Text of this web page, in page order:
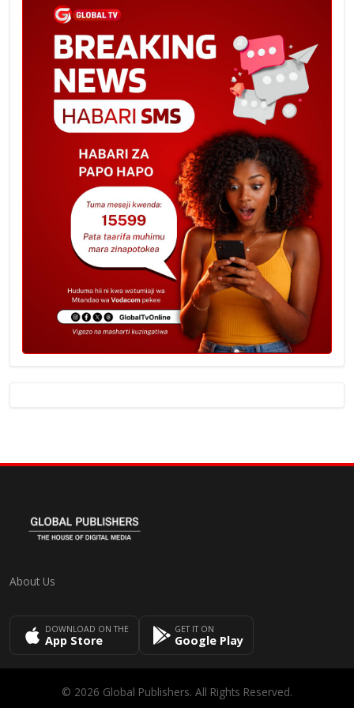
About Us
DOWNLOAD ON THE
App Store
GET IT ON
Google Play
© 2026 Global Publishers. All Rights Reserved.